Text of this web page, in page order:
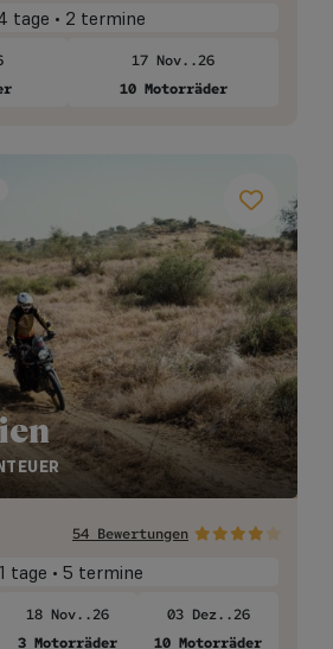
tage • 2 termine
17 Nov..26
10 Motorräder
54 Bewertungen
tage • 5 termine
18 Nov..26
3 Motorräder
03 Dez..26
10 Motorräder